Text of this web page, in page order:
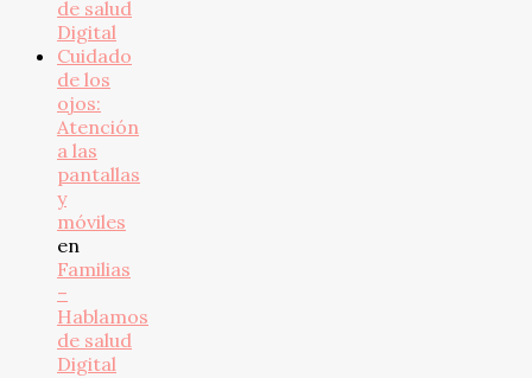
de salud
Digital
Cuidado
de los
ojos:
Atención
a las
pantallas
y
móviles
en
Familias
–
Hablamos
de salud
Digital